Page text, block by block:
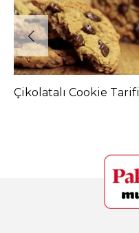
Çikolatalı Cookie Tarifi